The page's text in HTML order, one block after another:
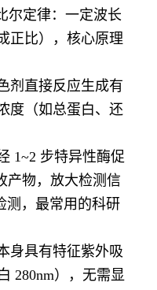
尔定律：一定波长
正比），核心原理
剂直接反应生成有
度（如总蛋白、还
1~2 步特异性酶促
产物，放大检测信
测，最常用的科研
身具有特征紫外吸
280nm），无需显